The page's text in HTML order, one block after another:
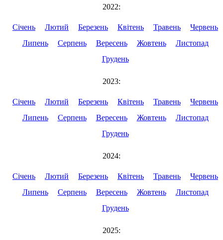
2022:
Січень Лютий Березень Квітень Травень
Червень
Липень
Серпень Вересень Жовтень
Листопад
Грудень
2023:
Січень Лютий Березень Квітень Травень
Червень
Липень
Серпень Вересень Жовтень
Листопад
Грудень
2024:
Січень Лютий Березень Квітень Травень
Червень
Липень
Серпень Вересень Жовтень
Листопад
Грудень
2025: